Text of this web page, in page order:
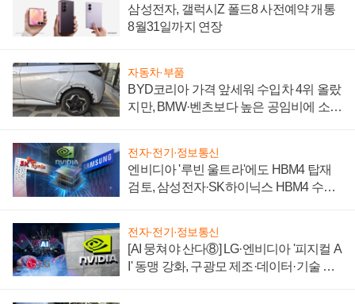
삼성전자, 갤럭시Z 폴드8 사전예약 개통
8월31일까지 연장
자동차·부품
BYD코리아 가격 앞세워 수입차 4위 올랐
지만, BMW·벤츠보다 높은 공임비에 소비
전자·전기·정보통신
엔비디아 '루빈 울트라'에도 HBM4 탑재
검토, 삼성전자·SK하이닉스 HBM4 수율
전자·전기·정보통신
[AI 뭉쳐야 산다⑧] LG·엔비디아 '피지컬 A
I' 동맹 강화, 구광모 제조·데이터·기술 결